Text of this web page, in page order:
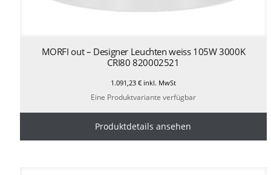
MORFI out – Designer Leuchten weiss 105W 3000K
CRI80 820002521
1.091,23 €inkl. MwSt
Eine Produktvariante verfügbar
Produktdetails ansehen